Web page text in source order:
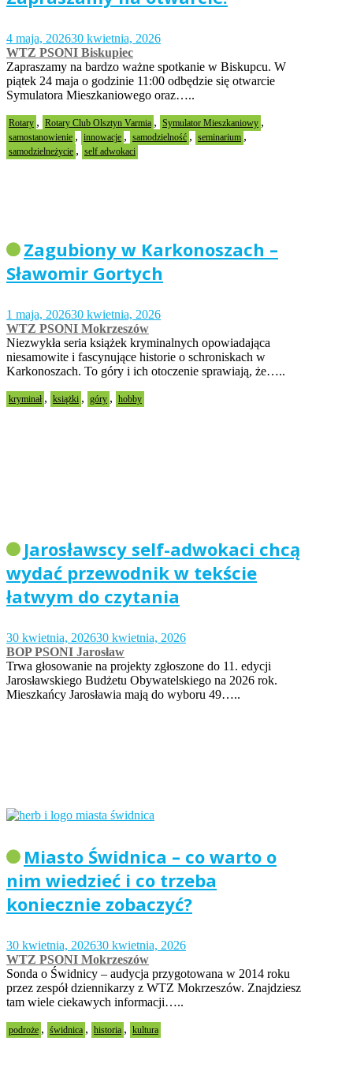
4 maja, 202630 kwietnia, 2026
WTZ PSONI Biskupiec
Zapraszamy na bardzo ważne spotkanie w Biskupcu. W
piątek 24 maja o godzinie 11:00 odbędzie się otwarcie
Symulatora Mieszkaniowego oraz…..
Rotary , Rotary Club Olsztyn Varmia , Symulator Mieszkaniowy ,
samostanowienie , innowacje , samodzielność , seminarium ,
samodzielneżycie , self adwokaci
Zagubiony w Karkonoszach –
Sławomir Gortych
1 maja, 202630 kwietnia, 2026
WTZ PSONI Mokrzeszów
Niezwykła seria książek kryminalnych opowiadająca
niesamowite i fascynujące historie o schroniskach w
Karkonoszach. To góry i ich otoczenie sprawiają, że…..
kryminał , książki , góry , hobby
Jarosławscy self-adwokaci chcą
wydać przewodnik w tekście
łatwym do czytania
30 kwietnia, 202630 kwietnia, 2026
BOP PSONI Jarosław
Trwa głosowanie na projekty zgłoszone do 11. edycji
Jarosławskiego Budżetu Obywatelskiego na 2026 rok.
Mieszkańcy Jarosławia mają do wyboru 49…..
Miasto Świdnica – co warto o
nim wiedzieć i co trzeba
koniecznie zobaczyć?
30 kwietnia, 202630 kwietnia, 2026
WTZ PSONI Mokrzeszów
Sonda o Świdnicy – audycja przygotowana w 2014 roku
przez zespół dziennikarzy z WTZ Mokrzeszów. Znajdziesz
tam wiele ciekawych informacji…..
podroże , świdnica , historia , kultura